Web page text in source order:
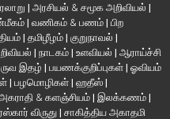
| அரசியல் & சமூக அறிவியல் |
| வணிகம் & பணம் | பிற
| தமிழீழம் | குறுநாவல் |
| நாடகம் | உளவியல் | ஆராய்ச்சி
இதழ் | பயணக்குறிப்புகள் | ஓவியம்
| பழமொழிகள் | ஹதீஸ் |
& களஞ்சியம் | இலக்கணம் |
விருது | சாகித்திய அகாதமி